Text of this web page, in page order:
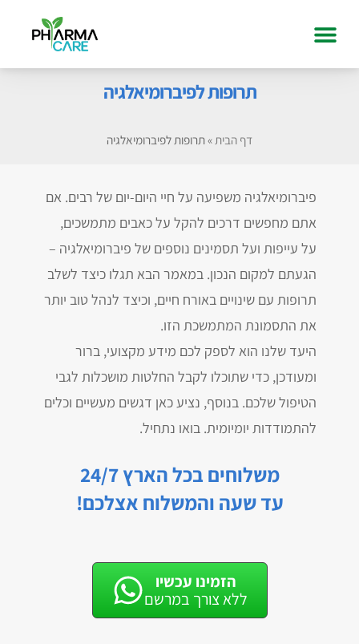
תרופות לפיברומיאלגיה
דף הבית »תרופות לפיברומיאלגיה
פיברומיאלגיה משפיעה על חיי היום-יום של רבים. אם
אתם מחפשים דרכים להקל על כאבים מתמשכים,
על עייפות ועל תסמינים נוספים של פיברומיאלגיה –
הגעתם למקום הנכון. במאמר הבא תגלו כיצד לשלב
תרופות עם שינויים באורח חיים, וכיצד לנהל טוב יותר
את התסמונת המתמשכת הזו.
היעד שלנו הוא לספק לכם מידע מקצועי, ברור
ומעודכן, כדי שתוכלו לקבל החלטות מושכלות לגבי
הטיפול שלכם. בנוסף, נציע כאן דגשים מעשיים וכלים
להתמודדות יומיומית. בואו נתחיל.
משלוחים בכל הארץ 24/7
עד שעה והמשלוח אצלכם!
הזמינו עכשיו
ללא צורך במרשם